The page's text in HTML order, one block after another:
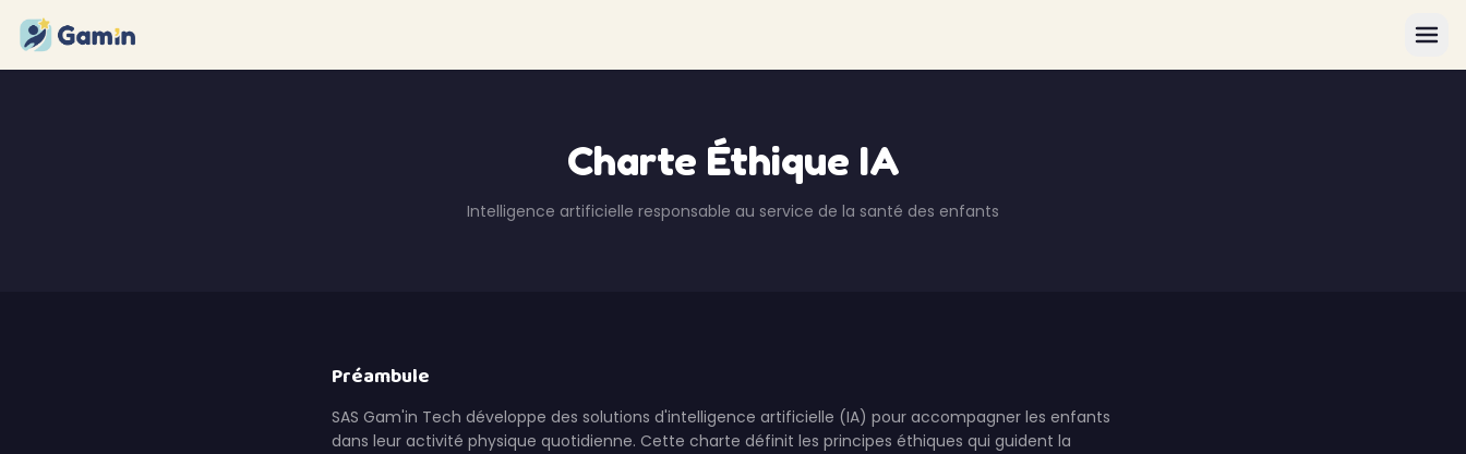
Aller au contenu
Charte Éthique IA
Intelligence artificielle responsable au service de la santé des enfants
Préambule
SAS Gam'in Tech développe des solutions d'intelligence artificielle (IA) pour accompagner les enfants
dans leur activité physique quotidienne. Cette charte définit les principes éthiques qui guident la